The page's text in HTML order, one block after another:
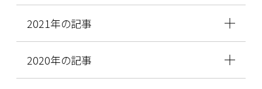
2021年の記事
2020年の記事